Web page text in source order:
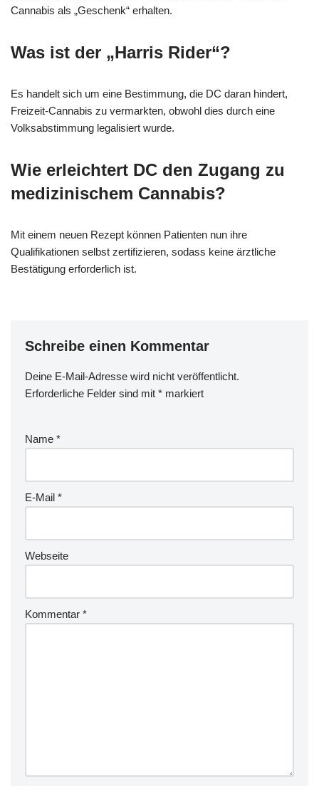
Cannabis als „Geschenk“ erhalten.
Was ist der „Harris Rider“?
Es handelt sich um eine Bestimmung, die DC daran hindert,
Freizeit-Cannabis zu vermarkten, obwohl dies durch eine
Volksabstimmung legalisiert wurde.
Wie erleichtert DC den Zugang zu
medizinischem Cannabis?
Mit einem neuen Rezept können Patienten nun ihre
Qualifikationen selbst zertifizieren, sodass keine ärztliche
Bestätigung erforderlich ist.
Schreibe einen Kommentar
Deine E-Mail-Adresse wird nicht veröffentlicht.
Erforderliche Felder sind mit * markiert
Name *
E-Mail *
Webseite
Kommentar *